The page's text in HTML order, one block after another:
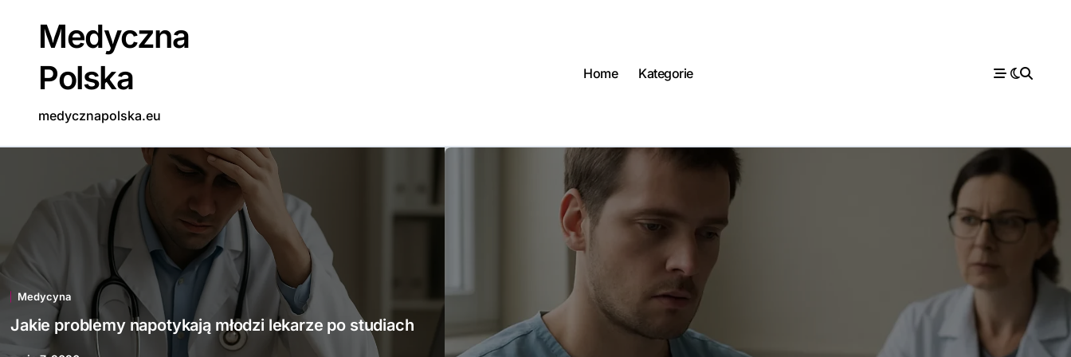
Medyczna
Polska
medycznapolska.eu
Home Kategorie
Medycyna
Jakie problemy napotykają młodzi lekarze po studiach